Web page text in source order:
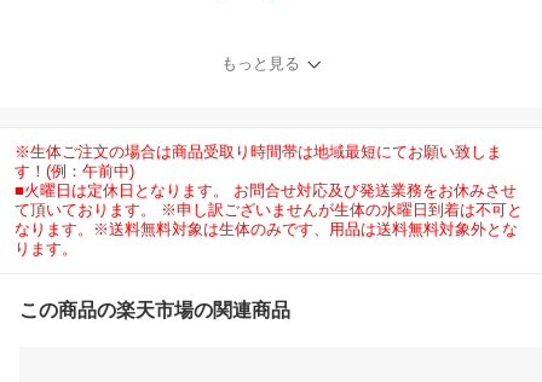
もっと見る
※生体ご注文の場合は商品受取り時間帯は地域最短にてお願い致しま
す！(例：午前中)
■火曜日は定休日となります。 お問合せ対応及び発送業務をお休みさせ
て頂いております。 ※申し訳ございませんが生体の水曜日到着は不可と
なります。※送料無料対象は生体のみです、用品は送料無料対象外とな
ります。
この商品の楽天市場の関連商品